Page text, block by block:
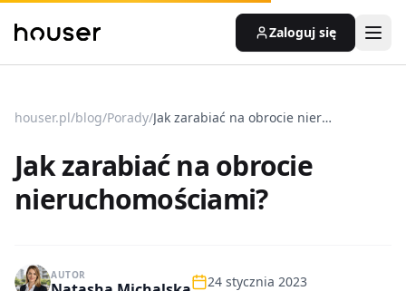
Zaloguj się
houser.pl/blog/Porady/ Jak zarabiać na obrocie nieruchomościami?
Jak zarabiać na obrocie
nieruchomościami?
AUTOR
24 stycznia 2023